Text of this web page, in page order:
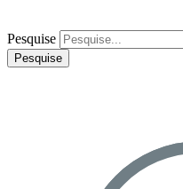
Pesquise
Pesquise